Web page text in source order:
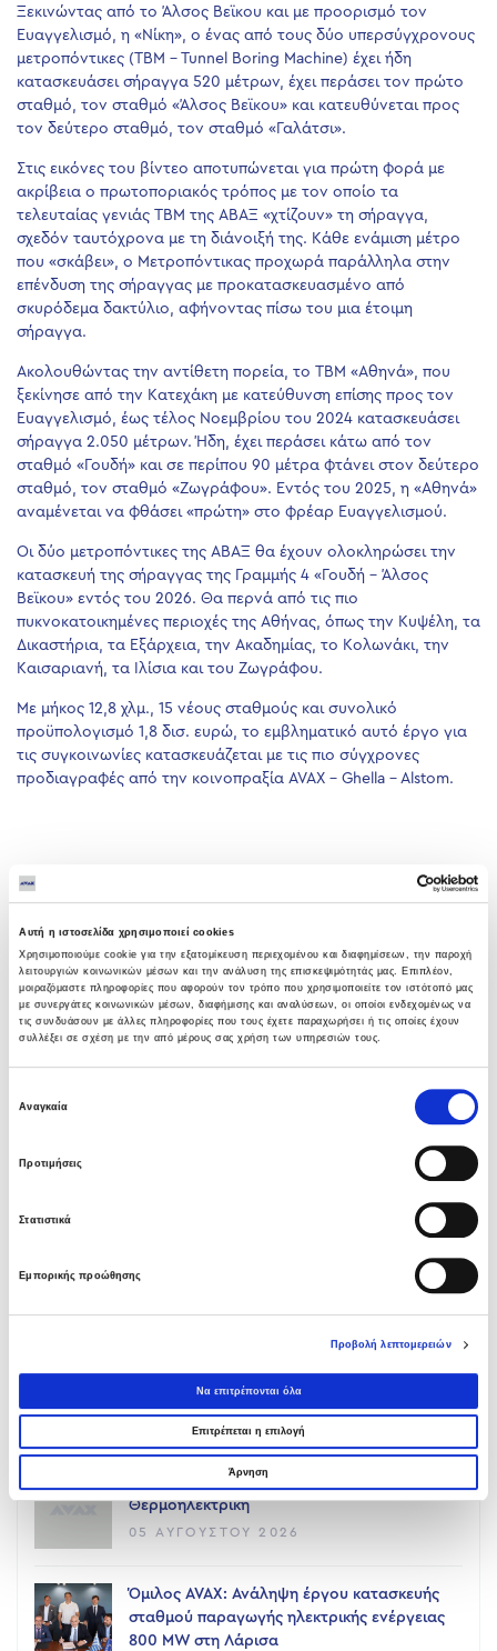
Αυτή η ιστοσελίδα χρησιμοποιεί cookies
Χρησιμοποιούμε cookie για την εξατομίκευση περιεχομένου και διαφημίσεων, την παροχή
λειτουργιών κοινωνικών μέσων και την ανάλυση της επισκεψιμότητάς μας. Επιπλέον,
μοιραζόμαστε πληροφορίες που αφορούν τον τρόπο που χρησιμοποιείτε τον ιστότοπό μας
με συνεργάτες κοινωνικών μέσων, διαφήμισης και αναλύσεων, οι οποίοι ενδεχομένως να
τις συνδυάσουν με άλλες πληροφορίες που τους έχετε παραχωρήσει ή τις οποίες έχουν
συλλέξει σε σχέση με την από μέρους σας χρήση των υπηρεσιών τους.
Αναγκαία
Προτιμήσεις
Στατιστικά
Εμπορικής προώθησης
Προβολή λεπτομερειών
Να επιτρέπονται όλα
Επιτρέπεται η επιλογή
Άρνηση
Ξεκινώντας από το Άλσος Βεϊκου και με προορισμό τον
Ευαγγελισμό, η «Νίκη», ο ένας από τους δύο υπερσύγχρονους
μετροπόντικες (TBM – Tunnel Boring Machine) έχει ήδη
κατασκευάσει σήραγγα 520 μέτρων, έχει περάσει τον πρώτο
σταθμό, τον σταθμό «Άλσος Βεϊκου» και κατευθύνεται προς
τον δεύτερο σταθμό, τον σταθμό «Γαλάτσι».
Στις εικόνες του βίντεο αποτυπώνεται για πρώτη φορά με
ακρίβεια ο πρωτοποριακός τρόπος με τον οποίο τα
τελευταίας γενιάς TBM της ΑΒΑΞ «χτίζουν» τη σήραγγα,
σχεδόν ταυτόχρονα με τη διάνοιξή της. Κάθε ενάμιση μέτρο
που «σκάβει», ο Μετροπόντικας προχωρά παράλληλα στην
επένδυση της σήραγγας με προκατασκευασμένο από
σκυρόδεμα δακτύλιο, αφήνοντας πίσω του μια έτοιμη
σήραγγα.
Ακολουθώντας την αντίθετη πορεία, το TBM «Αθηνά», που
ξεκίνησε από την Κατεχάκη με κατεύθυνση επίσης προς τον
Ευαγγελισμό, έως τέλος Νοεμβρίου του 2024 κατασκευάσει
σήραγγα 2.050 μέτρων. Ήδη, έχει περάσει κάτω από τον
σταθμό «Γουδή» και σε περίπου 90 μέτρα φτάνει στον δεύτερο
σταθμό, τον σταθμό «Ζωγράφου». Εντός του 2025, η «Αθηνά»
αναμένεται να φθάσει «πρώτη» στο φρέαρ Ευαγγελισμού.
Οι δύο μετροπόντικες της ΑΒΑΞ θα έχουν ολοκληρώσει την
κατασκευή της σήραγγας της Γραμμής 4 «Γουδή – Άλσος
Βεϊκου» εντός του 2026. Θα περνά από τις πιο
πυκνοκατοικημένες περιοχές της Αθήνας, όπως την Κυψέλη, τα
Δικαστήρια, τα Εξάρχεια, την Ακαδημίας, το Κολωνάκι, την
Καισαριανή, τα Ιλίσια και του Ζωγράφου.
Με μήκος 12,8 χλμ., 15 νέους σταθμούς και συνολικό
προϋπολογισμό 1,8 δισ. ευρώ, το εμβληματικό αυτό έργο για
τις συγκοινωνίες κατασκευάζεται με τις πιο σύγχρονες
προδιαγραφές από την κοινοπραξία AVAX – Ghella – Alstom.
NEXT
Υπογραφή σύμβασης με Λάρισα
Θερμοηλεκτρική
05 ΑΥΓΟΎΣΤΟΥ 2026
Όμιλος AVAX: Ανάληψη έργου κατασκευής
σταθμού παραγωγής ηλεκτρικής ενέργειας
800 ΜW στη Λάρισα